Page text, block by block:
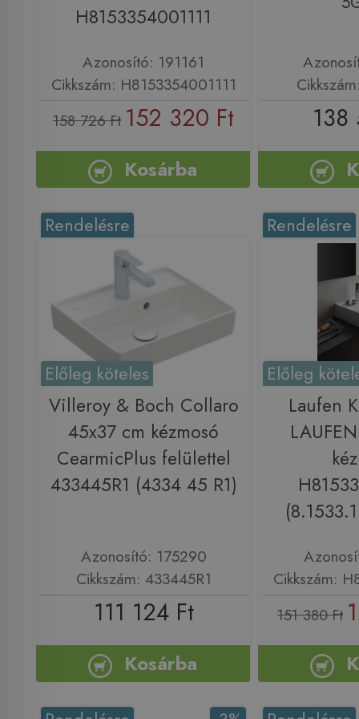
H8153354001111
Azonosító: 191161
Cikkszám: H8153354001111
158 726 Ft 152 320 Ft
Kosárba
138
Rendelésre
Előleg köteles
Villeroy & Boch Collaro
45x37 cm kézmosó
CearmicPlus felülettel
433445R1 (4334 45 R1)
Azonosító: 175290
Cikkszám: 433445R1
111 124 Ft
Kosárba
Rendelésre
Előleg
Laufen
Cikkszám:
151 380 Ft